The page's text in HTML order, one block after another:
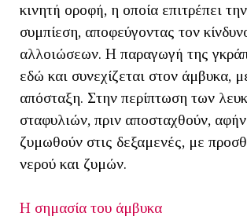
κινητή οροφή, η οποία επιτρέπει
συμπίεση, αποφεύγοντας τον
αλλοιώσεων. Η παραγωγή της
εδώ και συνεχίζεται στον άμβυκα,
απόσταξη. Στην περίπτωση των
σταφυλιών, πριν αποσταχθούν,
ζυμωθούν στις δεξαμενές, με
νερού και ζυμών.
Η σημασία του άμβυκα